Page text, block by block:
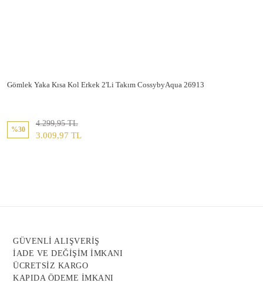
Gömlek Yaka Kısa Kol Erkek 2'Li Takım CossybyAqua 26913
%30
4.299,95 TL
3.009,97 TL
GÜVENLİ ALIŞVERİŞ
İADE VE DEĞİŞİM İMKANI
ÜCRETSİZ KARGO
KAPIDA ÖDEME İMKANI